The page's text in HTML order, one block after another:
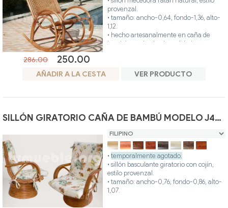
286.00 250.00
provenzal.
• tamaño: ancho-0,64, fondo-1,36, alto-
1,12.
• hecho artesanalmente en caña de
bambú y ratán de alta calidad.
• posibilidad otros colores.
AÑADIR A LA CESTA VER PRODUCTO
SILLÓN GIRATORIO CAÑA DE BAMBÚ MODELO J480
• temporalmente agotado.
• sillón basculante giratorio con cojín,
estilo provenzal.
• tamaño: ancho-0,76, fondo-0,86, alto-
1,07.